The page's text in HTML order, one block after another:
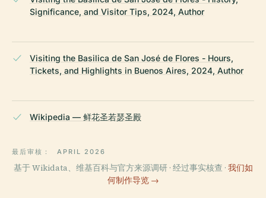
Significance, and Visitor Tips, 2024, Author
Visiting the Basilica de San José de Flores - Hours,
Tickets, and Highlights in Buenos Aires, 2024, Author
Wikipedia — 鲜花圣若瑟圣殿
最后审核： APRIL 2026
基于 Wikidata、维基百科与官方来源调研 · 经过事实核查 · 我们如
何制作导览 →